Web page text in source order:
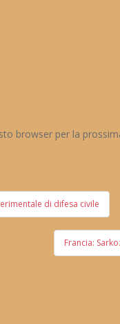
browser per la
di difesa civile
Francia: